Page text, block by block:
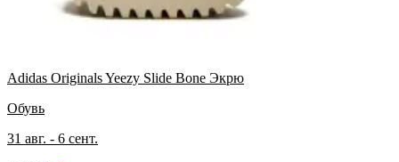
Adidas Originals Yeezy Slide Bone Экрю
Обувь
31 авг. - 6 сент.